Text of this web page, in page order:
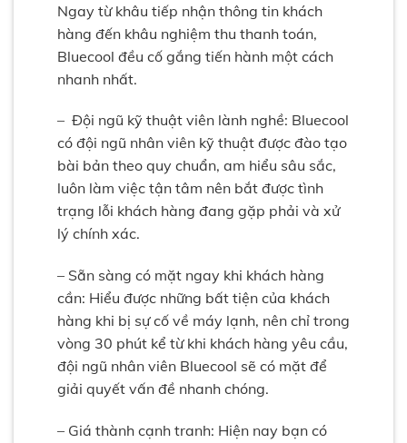
Ngay từ khâu tiếp nhận thông tin khách
hàng đến khâu nghiệm thu thanh toán,
Bluecool đều cố gắng tiến hành một cách
nhanh nhất.
– Đội ngũ kỹ thuật viên lành nghề: Bluecool
có đội ngũ nhân viên kỹ thuật được đào tạo
bài bản theo quy chuẩn, am hiểu sâu sắc,
luôn làm việc tận tâm nên bắt được tình
trạng lỗi khách hàng đang gặp phải và xử
lý chính xác.
– Sẵn sàng có mặt ngay khi khách hàng
cần: Hiểu được những bất tiện của khách
hàng khi bị sự cố về máy lạnh, nên chỉ trong
vòng 30 phút kể từ khi khách hàng yêu cầu,
đội ngũ nhân viên Bluecool sẽ có mặt để
giải quyết vấn đề nhanh chóng.
– Giá thành cạnh tranh: Hiện nay bạn có